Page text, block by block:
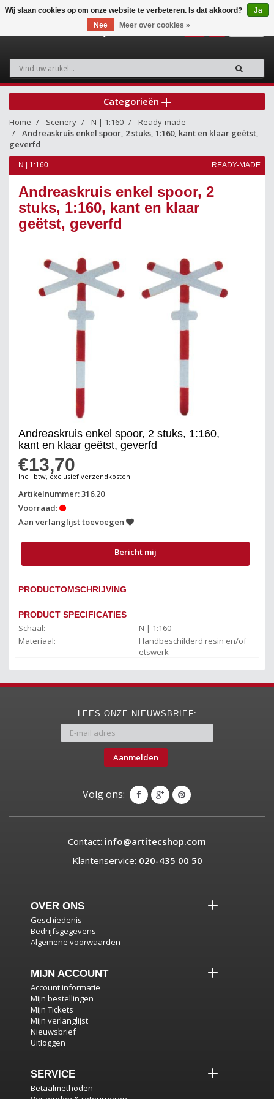
Categorieën
Home Scenery N | 1:160
Ready-made
Andreaskruis enkel spoor, 2 stuks, 1:160, kant en klaar geëtst,
geverfd
N | 1:160 READY-MADE
Andreaskruis enkel spoor, 2
stuks, 1:160, kant en klaar
geëtst, geverfd
Andreaskruis enkel spoor, 2 stuks, 1:160,
kant en klaar geëtst, geverfd
€13,70
Incl. btw, exclusief verzendkosten
Artikelnummer: 316.20
Voorraad:
Aan verlanglijst toevoegen
Bericht mij
PRODUCTOMSCHRIJVING
PRODUCT SPECIFICATIES
Schaal:
N | 1:160
Materiaal:
Handbeschilderd resin en/of
etswerk
LEES ONZE NIEUWSBRIEF:
Aanmelden
Volg ons:
Contact: info@artitecshop.com
Klantenservice: 020-435 00 50
OVER ONS
Geschiedenis
Bedrijfsgegevens
Algemene voorwaarden
MIJN ACCOUNT
Account informatie
Mijn bestellingen
Mijn Tickets
Mijn verlanglijst
Nieuwsbrief
Uitloggen
SERVICE
Betaalmethoden
Wij slaan cookies op om onze website te verbeteren. Is dat akkoord?
Ja
Nee
Meer over cookies »